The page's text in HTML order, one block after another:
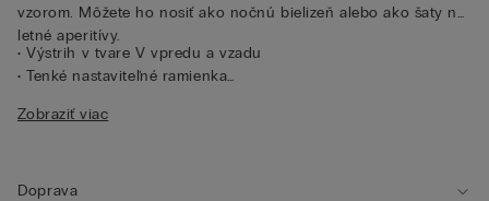
vzorom. Môžete ho nosiť ako nočnú bielizeň alebo ako šaty na
letné aperitívy.
• Výstrih v tvare V vpredu a vzadu
• Tenké nastaviteľné ramienka
• Modelka je vysoká 175 cm a nosí veľkosť 2/S
Zobraziť viac
Doprava